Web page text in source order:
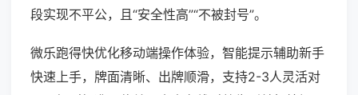
段实现不平公，且“安全性高”“不被封号”。
微乐跑得快优化移动端操作体验，智能提示辅助新手
快速上手，牌面清晰、出牌顺滑，支持2-3人灵活对